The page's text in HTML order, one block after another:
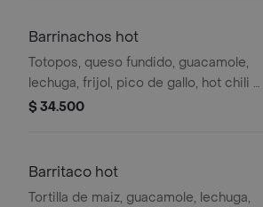
Barrinachos hot
Totopos, queso fundido, guacamole,
lechuga, frijol, pico de gallo, hot chili y
proteína de su elección
$ 34.500
Barritaco hot
Tortilla de maiz, guacamole, lechuga,